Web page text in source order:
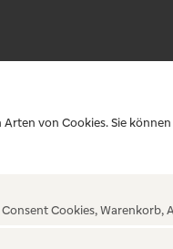
von Cookies. Sie
Cookies, Warenkorb,